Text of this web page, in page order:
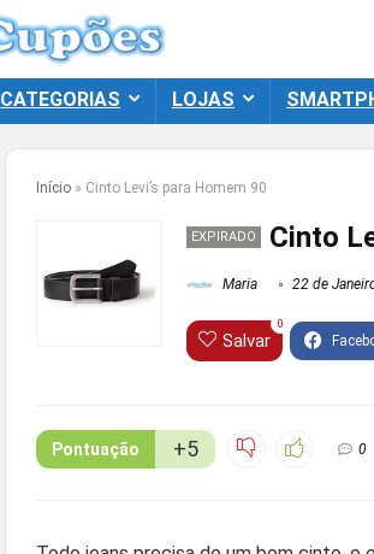
CATEGORIAS LOJAS
Início » Cinto Levi’s para Homem 90
EXPIRADO Cinto
Maria 22 de
Salvar
0
Pontuação +5 0